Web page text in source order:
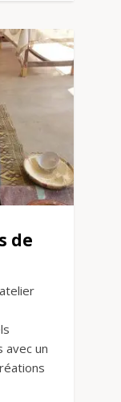
de
avec un